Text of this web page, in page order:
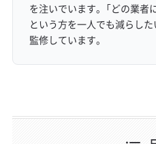
を注いでいます。「どの業者
という方を一人でも減らし
監修しています。